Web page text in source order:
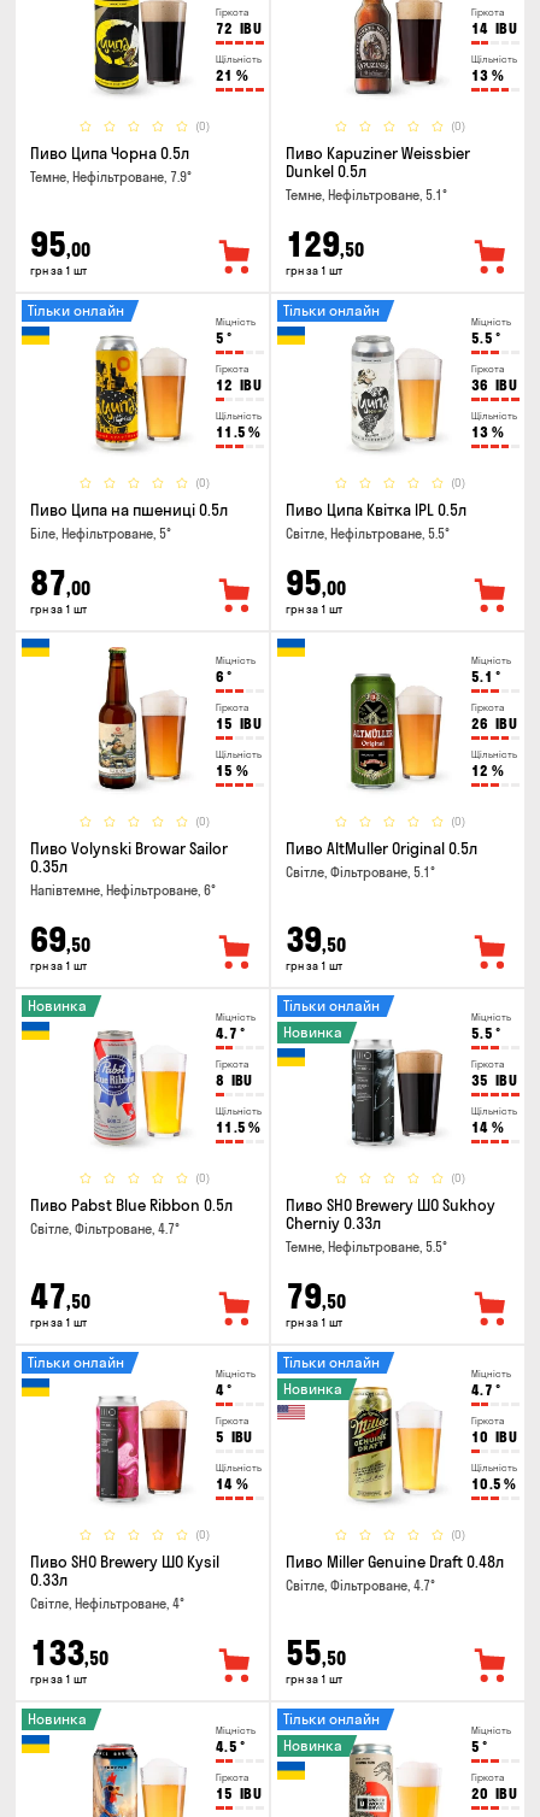
Гіркота
72 IBU
Щільність
21 %
(0)
Пиво Ципа Чорна 0.5л
Темне, Нефільтроване, 7.9°
95,00
грн за 1 шт
Гіркота
14 IBU
Щільність
13 %
(0)
Пиво Kapuziner Weissbier
Dunkel 0.5л
Темне, Нефільтроване, 5.1°
129,50
грн за 1 шт
Міцність
5 °
Гіркота
12 IBU
Щільність
11.5 %
(0)
Тільки онлайн
Пиво Ципа на пшениці 0.5л
Біле, Нефільтроване, 5°
87,00
грн за 1 шт
Міцність
5.5 °
Гіркота
36 IBU
Щільність
13 %
(0)
Тільки онлайн
Пиво Ципа Квітка IPL 0.5л
Світле, Нефільтроване, 5.5°
95,00
грн за 1 шт
Міцність
6 °
Гіркота
15 IBU
Щільність
15 %
(0)
Пиво Volynski Browar Sailor
0.35л
Напівтемне, Нефільтроване, 6°
69,50
грн за 1 шт
Міцність
5.1 °
Гіркота
26 IBU
Щільність
12 %
(0)
Пиво AltMuller Original 0.5л
Світле, Фільтроване, 5.1°
39,50
грн за 1 шт
Міцність
4.7 °
Гіркота
8 IBU
Щільність
11.5 %
(0)
Новинка
Пиво Pabst Blue Ribbon 0.5л
Світле, Фільтроване, 4.7°
47,50
грн за 1 шт
Міцність
5.5 °
Гіркота
35 IBU
Щільність
14 %
(0)
Тільки онлайн
Новинка
Пиво SHO Brewery ШО Sukhoy
Cherniy 0.33л
Темне, Нефільтроване, 5.5°
79,50
грн за 1 шт
Міцність
4°
Гіркота
5 IBU
Щільність
14 %
(0)
Тільки онлайн
Пиво SHO Brewery ШО Kysil
0.33л
Світле, Нефільтроване, 4°
133,50
грн за 1 шт
Міцність
4.7 °
Гіркота
10 IBU
Щільність
10.5 %
(0)
Тільки онлайн
Новинка
Пиво Miller Genuine Draft 0.48л
Світле, Фільтроване, 4.7°
55,50
грн за 1 шт
Міцність
4.5 °
Гіркота
15 IBU
Новинка
Міцність
5 °
Гіркота
20 IBU
Тільки онлайн
Новинка